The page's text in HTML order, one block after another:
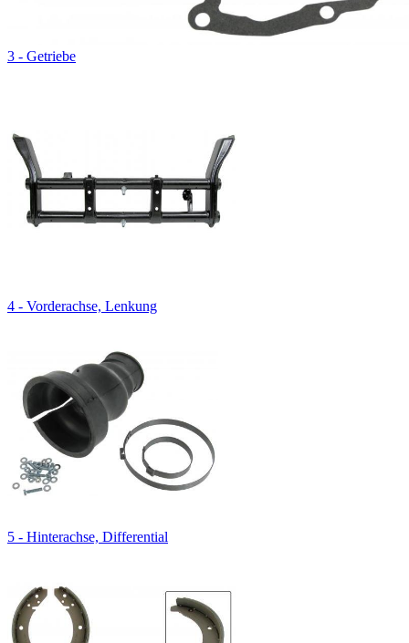
3 - Getriebe
4 - Vorderachse, Lenkung
5 - Hinterachse, Differential